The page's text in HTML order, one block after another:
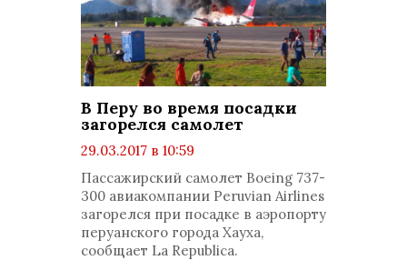
В Перу во время посадки
загорелся самолет
29.03.2017 в 10:59
просмотров: 1179
комментариев: 0
Пассажирский самолет Boeing 737-
300 авиакомпании Peruvian Airlines
загорелся при посадке в аэропорту
перуанского города Хауха,
сообщает La Republica.